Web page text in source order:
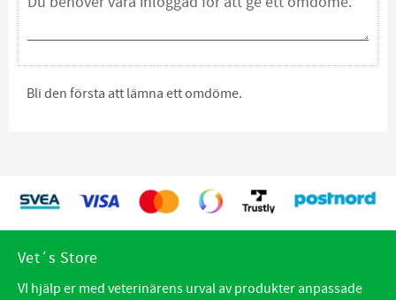
Bli den första att lämna ett omdöme.
Vet´s Store
VI hjälp er med veterinärens urval av produkter anpassade